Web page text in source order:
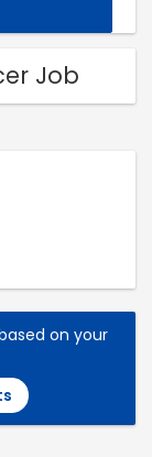
Job
on your